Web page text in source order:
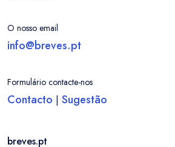
O nosso email
info@breves.pt
Formulário contacte-nos
Contacto | Sugestão
breves.pt